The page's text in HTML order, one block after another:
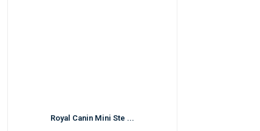
Royal Canin Mini Ste ...